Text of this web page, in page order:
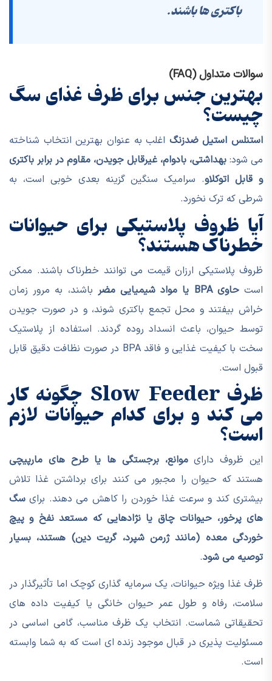
باکتری ها باشند.
سوالات متداول (FAQ)
بهترین جنس برای ظرف غذای سگ
چیست؟
استنلس استیل ضدزنگ اغلب به عنوان بهترین انتخاب شناخته
می شود: بهداشتی، بادوام، غیرقابل جویدن، مقاوم در برابر باکتری
و قابل اتوکلاو. سرامیک سنگین گزینه بعدی خوبی است، به
شرطی که ترک نخورد.
آیا ظروف پلاستیکی برای حیوانات
خطرناک هستند؟
ظروف پلاستیکی ارزان قیمت می توانند خطرناک باشند. ممکن
استحاوی BPA یا مواد شیمیایی مضر
باشند، به مرور زمان
خراش بیفتند و محل تجمع باکتری شوند، و در صورت جویدن
توسط حیوان، باعث انسداد روده گردند. استفاده از پلاستیک
سخت با کیفیت غذایی و فاقد BPA در صورت نظافت دقیق قابل
قبول است.
ظرف Slow Feeder چگونه کار
می کند و برای کدام حیوانات لازم
است؟
این ظروف دارایموانع، برجستگی ها یا طرح های مارپیچی
هستند که حیوان را مجبور می کنند برای برداشتن غذا تلاش
بیشتری کند و سرعت غذا خوردن را کاهش می دهند. برای سگ
های پرخور، حیوانات چاق یا نژادهایی که مستعد نفخ و پیچ
خوردگی معده (مانند ژرمن شپرد، گریت دین) هستند، بسیار
توصیه می شود.
ظرف غذا ویژه حیوانات، یک سرمایه گذاری کوچک اما تأثیرگذار در
سلامت، رفاه و طول عمر حیوان خانگی یا کیفیت داده های
تحقیقاتی شماست. انتخاب یک ظرف مناسب، گامی اساسی در
مسئولیت پذیری در قبال موجود زنده ای است که به شما وابسته
است.